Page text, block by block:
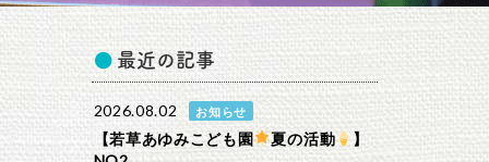
最近の記事
2026.08.02 お知らせ
【若草あゆみこども園 夏の活動
】